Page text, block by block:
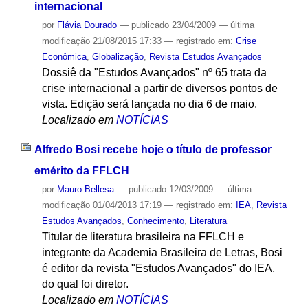
internacional
por Flávia Dourado — publicado23/04/2009 — última
modificação21/08/2015 17:33 — registrado em: Crise
Econômica, Globalização, Revista Estudos Avançados
Dossiê da "Estudos Avançados" nº 65 trata da
crise internacional a partir de diversos pontos de
vista. Edição será lançada no dia 6 de maio.
Localizado em NOTÍCIAS
Alfredo Bosi recebe hoje o título de professor
emérito da FFLCH
por Mauro Bellesa — publicado12/03/2009 — última
modificação01/04/2013 17:19 — registrado em: IEA,
Revista
Estudos Avançados Conhecimento, Literatura
Titular de literatura brasileira na FFLCH e
integrante da Academia Brasileira de Letras, Bosi
é editor da revista "Estudos Avançados" do IEA,
do qual foi diretor.
Localizado em NOTÍCIAS